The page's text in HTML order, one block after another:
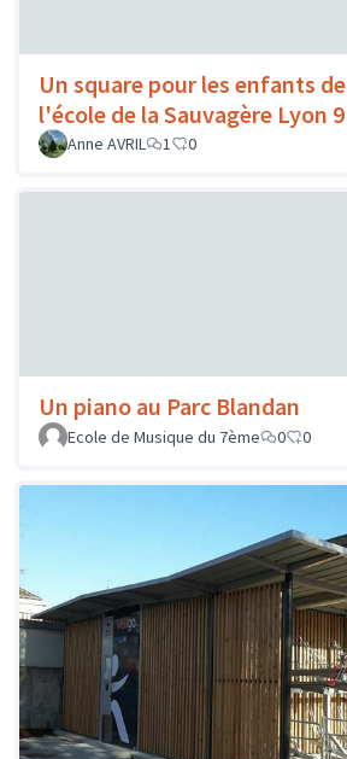
Un square pour les enfants de
l'école de la Sauvagère Lyon 9
Anne AVRIL
1 0
Un piano au Parc Blandan
Ecole de Musique du 7ème
0 0